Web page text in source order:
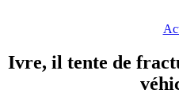
Ivre, il tente de